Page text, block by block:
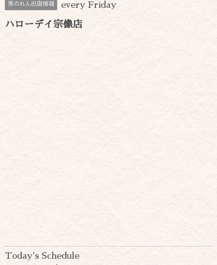
黒のれん出店情報 every Friday
ハローデイ宗像店
Today's Schedule